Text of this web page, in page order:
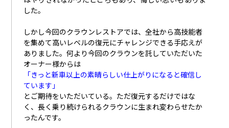
した。
しかし今回のクラウンレストアでは、全社から高技能者
を集めて高いレベルの復元にチャレンジできる手応えが
ありました。何より今回のクラウンを託していただいた
オーナー様からは
「きっと新車以上の素晴らしい仕上がりになると確信し
ています」
とご期待をいただいている。ただ復元するだけではな
く、長く乗り続けられるクラウンに生まれ変わらせたか
ったんです。